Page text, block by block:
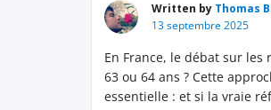
Written by Thomas
13 septembre 2025
En France, le débat sur
63 ou 64 ans ? Cette
essentielle : et si la vraie